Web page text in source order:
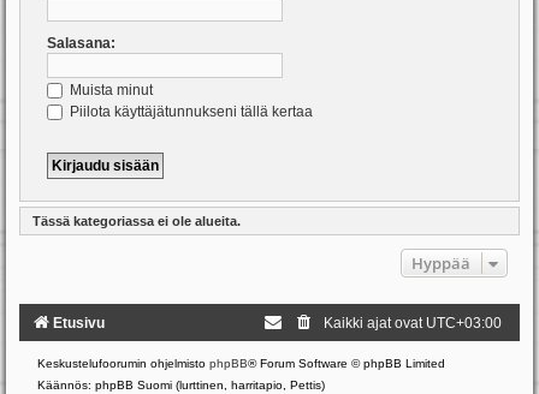
Salasana:
Muista minut
Piilota käyttäjätunnukseni tällä kertaa
Tässä kategoriassa ei ole alueita.
Hyppää
Etusivu Kaikki ajat ovat UTC+03:00
Keskustelufoorumin ohjelmisto phpBB® Forum Software © phpBB Limited
Käännös: phpBB Suomi (lurttinen, harritapio, Pettis)